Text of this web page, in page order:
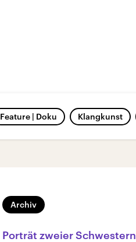
Feature | Doku Klangkunst
Archiv
Porträt zweier Schwestern